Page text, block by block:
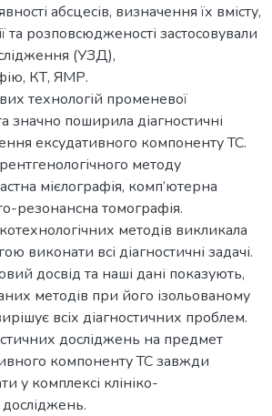
абсцесів, визначення їх вмісту,
та розповсюдженості застосовували
(УЗД),
КТ, ЯМР.
технологій променевої
значно поширила діагностичні
ексудативного компоненту ТС.
методу
мієлографія, комп’ютерна
резонансна томографія.
методів викликала
виконати всі діагностичні задачі.
досвід та наші дані показують,
методів при його ізольованому
всіх діагностичних проблем.
досліджень на предмет
компоненту ТС завжди
у комплексі клініко-